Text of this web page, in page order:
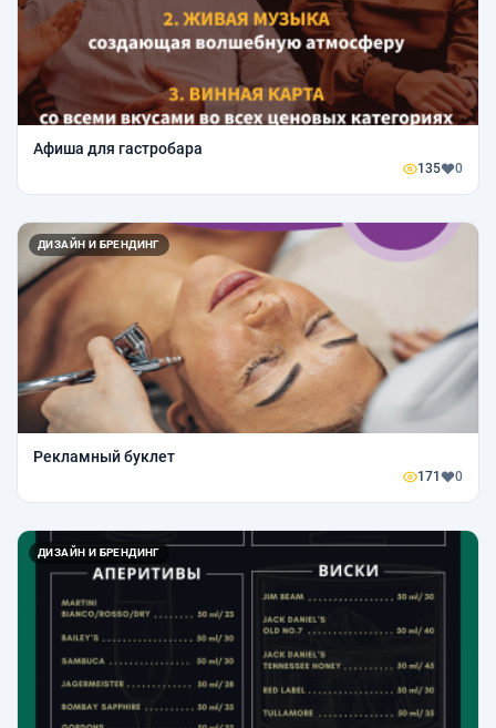
Афиша для гастробара
135 0
ДИЗАЙН И БРЕНДИНГ
Рекламный буклет
171 0
ДИЗАЙН И БРЕНДИНГ